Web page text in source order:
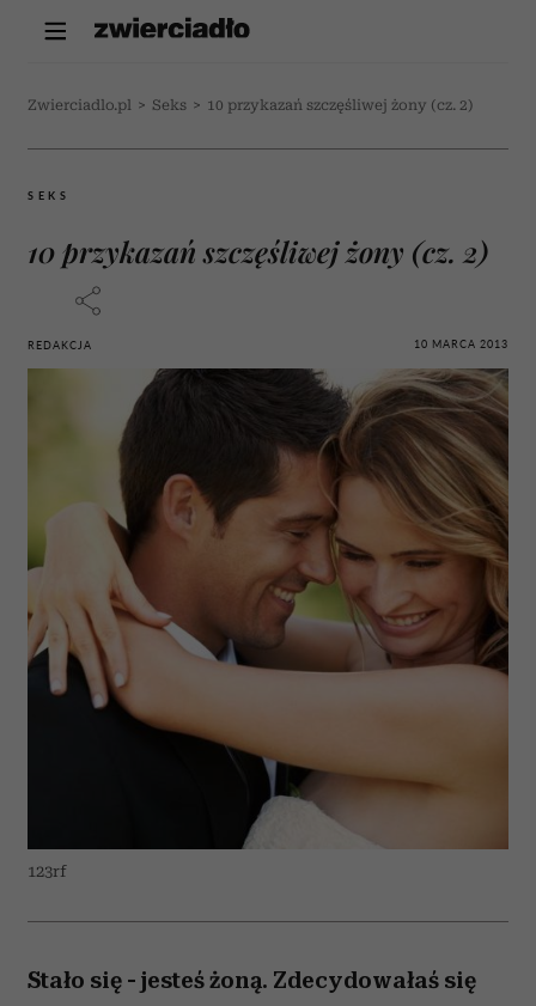
Zwierciadlo.pl > Seks > 10 przykazań szczęśliwej żony (cz. 2)
SEKS
10 przykazań szczęśliwej żony (cz. 2)
REDAKCJA 10 MARCA 2013
123rf
Stało się - jesteś żoną. Zdecydowałaś się